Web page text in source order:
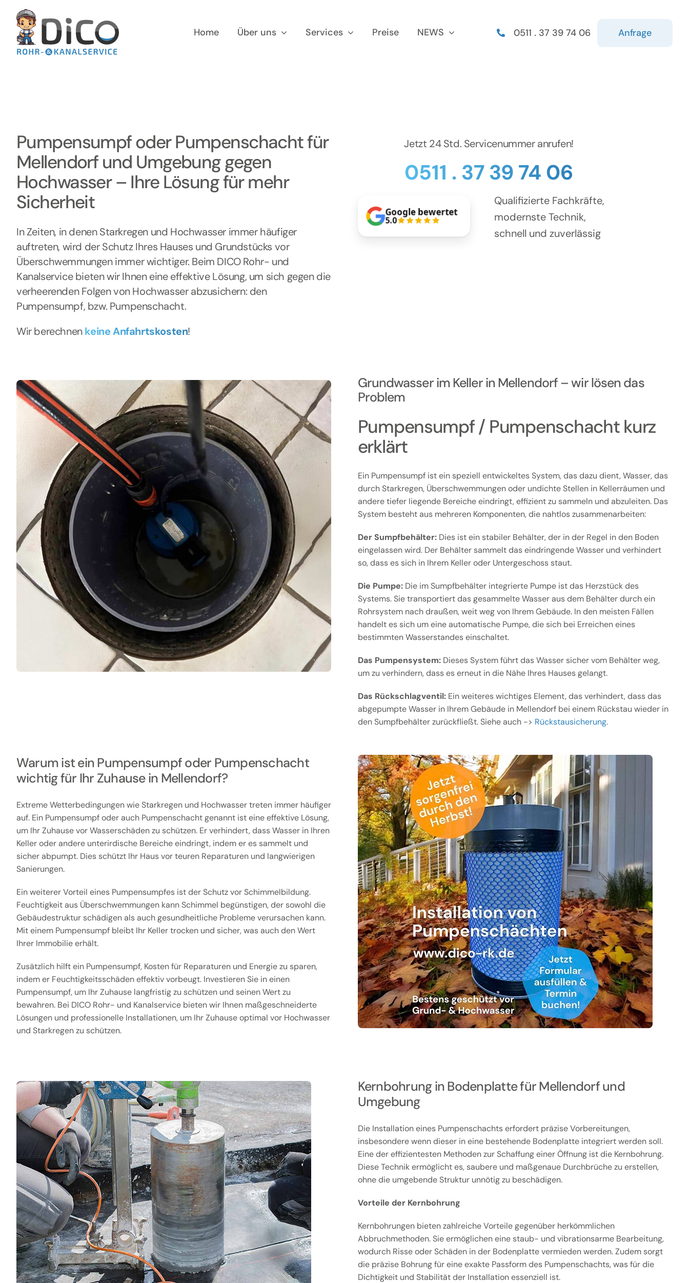
Inhalt
springen
Home Über uns Services Preise NEWS 0511 . 37 39 74 06 Anfrage
Pumpensumpf oder Pumpenschacht für
Mellendorf und Umgebung gegen
Hochwasser – Ihre Lösung für mehr
Sicherheit
In Zeiten, in denen Starkregen und Hochwasser immer häufiger
auftreten, wird der Schutz Ihres Hauses und Grundstücks vor
Überschwemmungen immer wichtiger. Beim DICO Rohr- und
Kanalservice bieten wir Ihnen eine effektive Lösung, um sich gegen die
verheerenden Folgen von Hochwasser abzusichern: den
Pumpensumpf, bzw. Pumpenschacht.
Wir berechnenkeine Anfahrtskosten!
Jetzt 24 Std. Servicenummer anrufen!
0511 . 37 39 74 06
Google bewertet
5.0
Qualifizierte Fachkräfte,
modernste Technik,
schnell und zuverlässig
Grundwasser im Keller in Mellendorf – wir lösen das
Problem
Pumpensumpf / Pumpenschacht kurz
erklärt
Ein Pumpensumpf ist ein speziell entwickeltes System, das dazu dient, Wasser, das
durch Starkregen, Überschwemmungen oder undichte Stellen in Kellerräumen und
andere tiefer liegende Bereiche eindringt, effizient zu sammeln und abzuleiten. Das
System besteht aus mehreren Komponenten, die nahtlos zusammenarbeiten:
Der Sumpfbehälter:Dies ist ein stabiler Behälter, der in der Regel in den Boden
eingelassen wird. Der Behälter sammelt das eindringende Wasser und verhindert
so, dass es sich in Ihrem Keller oder Untergeschoss staut.
Die Pumpe:Die im Sumpfbehälter integrierte Pumpe ist das Herzstück des
Systems. Sie transportiert das gesammelte Wasser aus dem Behälter durch ein
Rohrsystem nach draußen, weit weg von Ihrem Gebäude. In den meisten Fällen
handelt es sich um eine automatische Pumpe, die sich bei Erreichen eines
bestimmten Wasserstandes einschaltet.
Das Pumpensystem:Dieses System führt das Wasser sicher vom Behälter weg,
um zu verhindern, dass es erneut in die Nähe Ihres Hauses gelangt.
Das Rückschlagventil:Ein weiteres wichtiges Element, das verhindert, dass das
abgepumpte Wasser in Ihrem Gebäude in Mellendorf bei einem Rückstau wieder in
den Sumpfbehälter zurückfließt. Siehe auch -> Rückstausicherung.
Warum ist ein Pumpensumpf oder Pumpenschacht
wichtig für Ihr Zuhause in Mellendorf?
Extreme Wetterbedingungen wie Starkregen und Hochwasser treten immer häufiger
auf. Ein Pumpensumpf oder auch Pumpenschacht genannt ist eine effektive Lösung,
um Ihr Zuhause vor Wasserschäden zu schützen. Er verhindert, dass Wasser in Ihren
Keller oder andere unterirdische Bereiche eindringt, indem er es sammelt und
sicher abpumpt. Dies schützt Ihr Haus vor teuren Reparaturen und langwierigen
Sanierungen.
Ein weiterer Vorteil eines Pumpensumpfes ist der Schutz vor Schimmelbildung.
Feuchtigkeit aus Überschwemmungen kann Schimmel begünstigen, der sowohl die
Gebäudestruktur schädigen als auch gesundheitliche Probleme verursachen kann.
Mit einem Pumpensumpf bleibt Ihr Keller trocken und sicher, was auch den Wert
Ihrer Immobilie erhält.
Zusätzlich hilft ein Pumpensumpf, Kosten für Reparaturen und Energie zu sparen,
indem er Feuchtigkeitsschäden effektiv vorbeugt. Investieren Sie in einen
Pumpensumpf, um Ihr Zuhause langfristig zu schützen und seinen Wert zu
bewahren. Bei DICO Rohr- und Kanalservice bieten wir Ihnen maßgeschneiderte
Lösungen und professionelle Installationen, um Ihr Zuhause optimal vor Hochwasser
und Starkregen zu schützen.
Kernbohrung in Bodenplatte für Mellendorf und
Umgebung
Die Installation eines Pumpenschachts erfordert präzise Vorbereitungen,
insbesondere wenn dieser in eine bestehende Bodenplatte integriert werden soll.
Eine der effizientesten Methoden zur Schaffung einer Öffnung ist die Kernbohrung.
Diese Technik ermöglicht es, saubere und maßgenaue Durchbrüche zu erstellen,
ohne die umgebende Struktur unnötig zu beschädigen.
Vorteile der Kernbohrung
Kernbohrungen bieten zahlreiche Vorteile gegenüber herkömmlichen
Abbruchmethoden. Sie ermöglichen eine staub- und vibrationsarme Bearbeitung,
wodurch Risse oder Schäden in der Bodenplatte vermieden werden. Zudem sorgt
die präzise Bohrung für eine exakte Passform des Pumpenschachts, was für die
Dichtigkeit und Stabilität der Installation essenziell ist.